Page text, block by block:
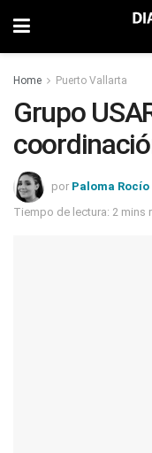
Home Puerto Vallarta
Grupo
por Paloma Rocío
Tiempo de lectura: 2 mins